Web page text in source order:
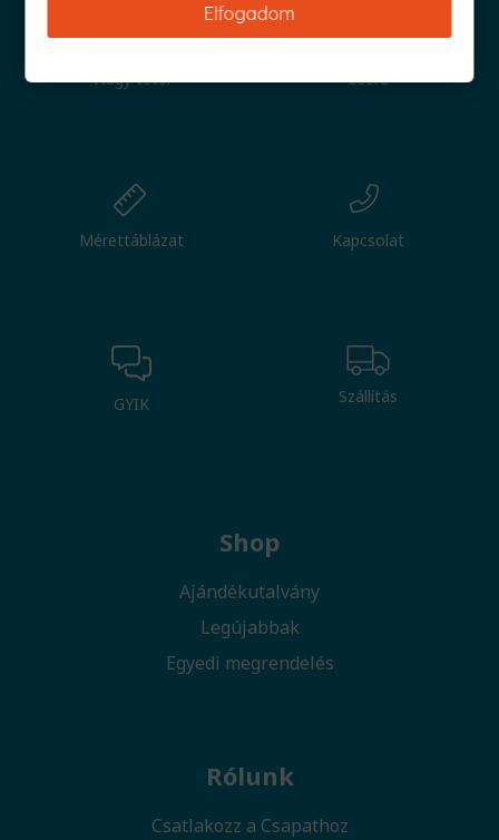
Nagy tétel Csere
Mérettáblázat Kapcsolat
GYIK Szállítás
Shop
Ajándékutalvány
Legújabbak
Egyedi megrendelés
Rólunk
Csatlakozz a Csapathoz
Elfogadom